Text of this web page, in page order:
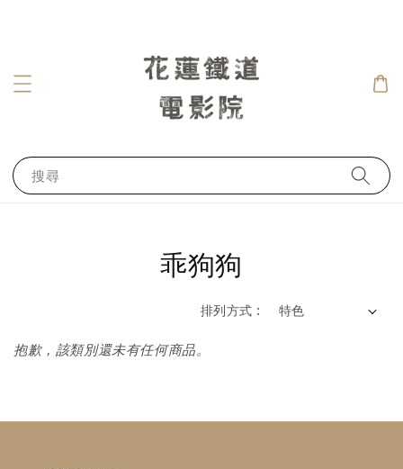
搜尋
乖狗狗
排列方式 :
抱歉，該類別還未有任何商品。